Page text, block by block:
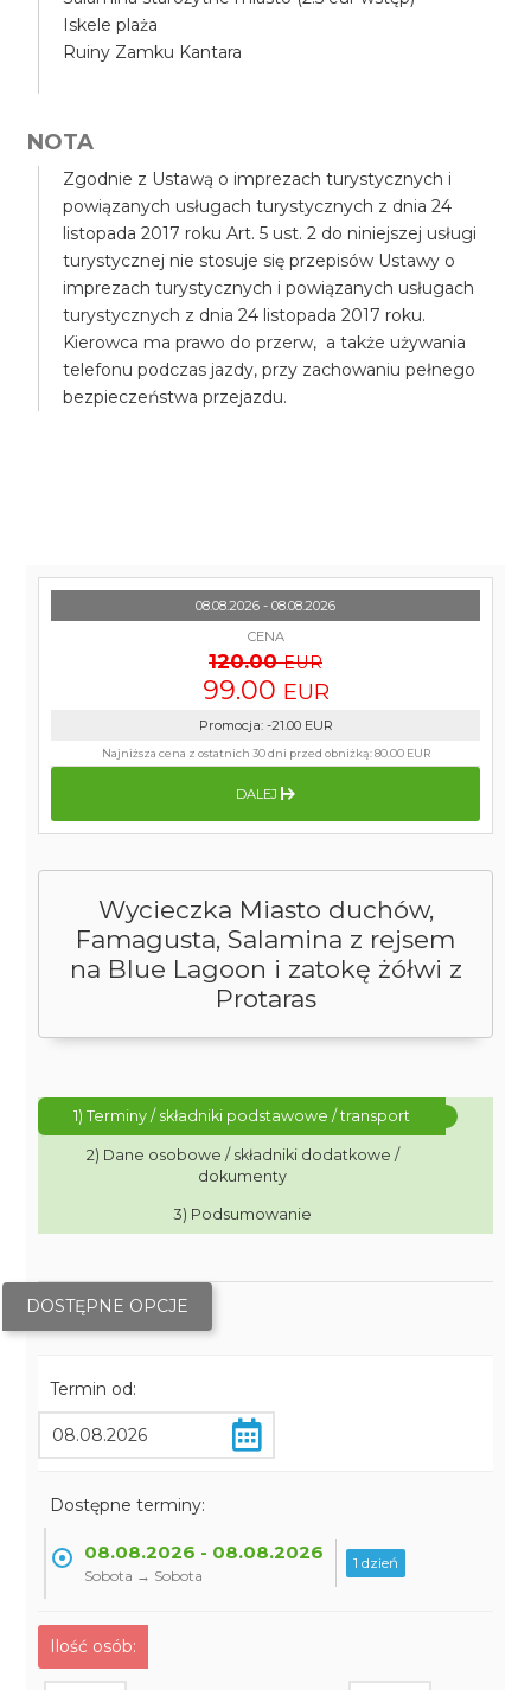
Iskele plaża
Ruiny Zamku Kantara
NOTA
Zgodnie z Ustawą o imprezach turystycznych i
powiązanych usługach turystycznych z dnia 24
listopada 2017 roku Art. 5 ust. 2 do niniejszej usługi
turystycznej nie stosuje się przepisów Ustawy o
imprezach turystycznych i powiązanych usługach
turystycznych z dnia 24 listopada 2017 roku.
Kierowca ma prawo do przerw, a także używania
telefonu podczas jazdy, przy zachowaniu pełnego
bezpieczeństwa przejazdu.
Wycieczka Miasto duchów,
Famagusta, Salamina z rejsem
na Blue Lagoon i zatokę żółwi z
Protaras
1) Terminy / składniki podstawowe / transport
2) Dane osobowe / składniki dodatkowe /
dokumenty
3) Podsumowanie
DOSTĘPNE OPCJE
Termin od:
Dostępne terminy:
08.08.2026 - 08.08.2026
Sobota → Sobota
1 dzień
Ilość osób:
08.08.2026 - 08.08.2026
CENA
120.00 EUR
99.00 EUR
Promocja: -21.00 EUR
Najniższa cena z ostatnich 30 dni przed obniżką:80.00 EUR
DALEJ